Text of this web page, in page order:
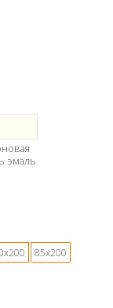
эмаль
85х200